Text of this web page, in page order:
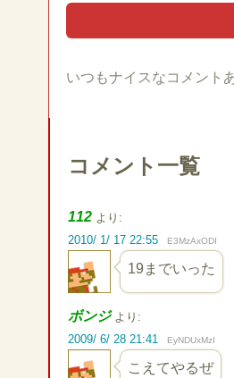
いつもナイスなコメント
コメント一覧
112 より:
2010/ 1/ 17 22:55
E3MzAxODI
19までいった
ボンジ より:
2009/ 6/ 28 21:41
EyNDUxMzI
こえてやるぜ